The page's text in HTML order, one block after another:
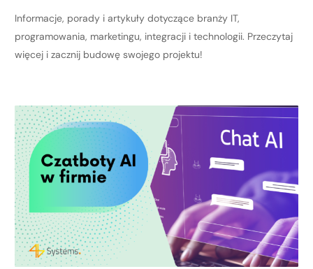
Informacje, porady i artykuły dotyczące branży IT,
programowania, marketingu, integracji i technologii. Przeczytaj
więcej i zacznij budowę swojego projektu!